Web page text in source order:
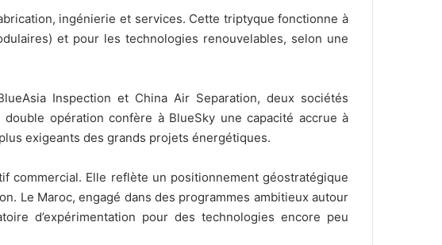
ingénierie et services. Cette triptyque fonctionne à
et pour les technologies renouvelables, selon une
Inspection et China Air Separation, deux sociétés
opération confère à BlueSky une capacité accrue à
exigeants des grands projets énergétiques.
commercial. Elle reflète un positionnement géostratégique
Le Maroc, engagé dans des programmes ambitieux autour
d’expérimentation pour des technologies encore peu